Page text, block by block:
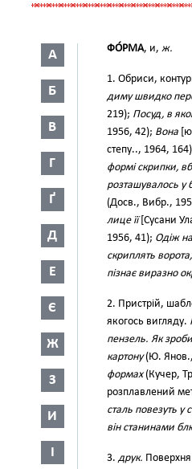
А
Б
В
Г
Ґ
Д
Е
Є
Ж
З
И
І
ФО́РМА, и, ж.
1. Обриси,
диму швидко
219); Посуд, в
1956, 42); Вона
степу.., 1964,
формі скрипки,
розташувалось у
(Досв., Вибр.,
лице її[Сусани
1956, 41); Одіж
скриплять
пізнає виразно
2. Пристрій,
якогось вигляду.
пензель. Як
картону(Ю. Янов.,
формах(Кучер,
розплавлений
сталь повезуть у
він станинами
3. друк.